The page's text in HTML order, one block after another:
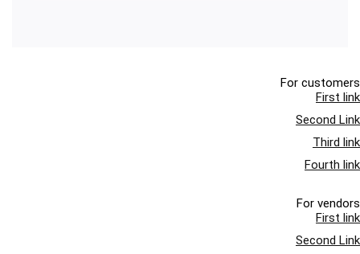
For customers
First link
Second Link
Third link
Fourth link
For vendors
First link
Second Link